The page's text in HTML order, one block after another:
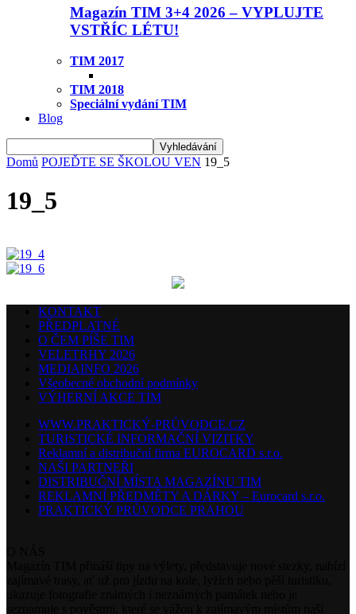
Magazín TIM 3+4 2026 – VYPLUJTE
VSTŘÍC LÉTU!
TIM 2017
TIM 2018
Speciální vydání TIM
Blog
Domů POJEĎTE SE ŠKOLOU VEN 19_5
19_5
KONTAKT
PŘEDPLATNÉ
O ČEM PÍŠE TIM
VELETRHY 2026
MEDIAINFO 2026
Všeobecné obchodní podmínky
VÝHERNÍ AKCE TIM
WWW.PRAKTICKÝ-PRŮVODCE.CZ
TURISTICKÉ INFORMAČNÍ VIZITKY
Reklamní a distribuční firma EUROCARD s.r.o.
NAŠI PARTNEŘI
DISTRIBUČNÍ MÍSTA MAGAZÍNU TIM
REKLAMNÍ PŘEDMĚTY A DÁRKY – Eurocard s.r.o.
PRAKTICKÝ PRŮVODCE PRAHOU